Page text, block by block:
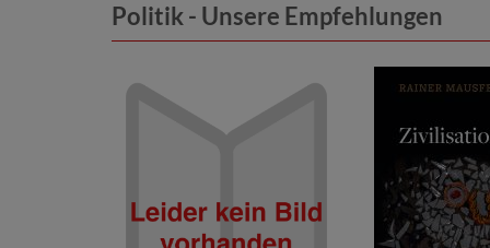
Politik - Unsere Empfehlungen